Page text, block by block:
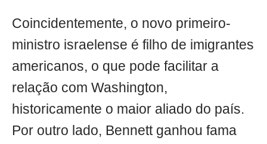
Coincidentemente, o novo primeiro-
ministro israelense é filho de imigrantes
americanos, o que pode facilitar a
relação com Washington,
historicamente o maior aliado do país.
Por outro lado, Bennett ganhou fama